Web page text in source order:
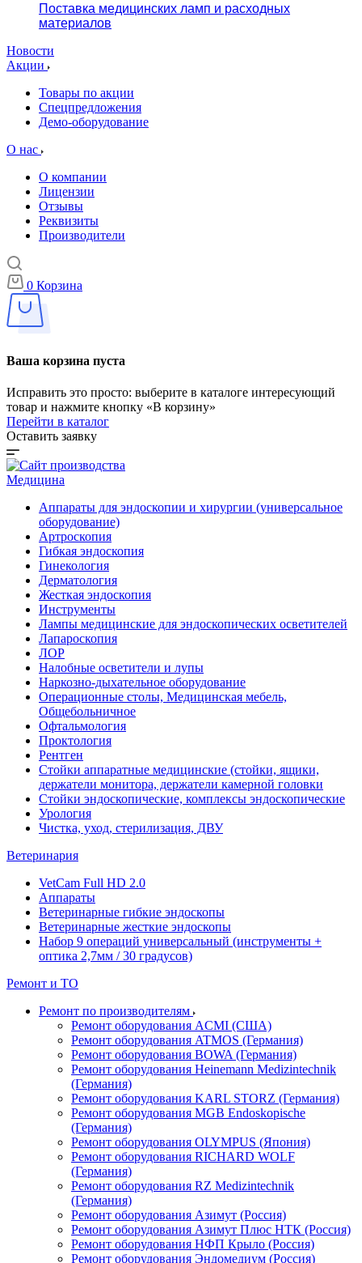
Поставка медицинских ламп и расходных
материалов
Новости
Акции
Товары по акции
Спецпредложения
Демо-оборудование
О нас
О компании
Лицензии
Отзывы
Реквизиты
Производители
0 Корзина
Ваша корзина пуста
Исправить это просто: выберите в каталоге интересующий
товар и нажмите кнопку «В корзину»
Перейти в каталог
Оставить заявку
Медицина
Аппараты для эндоскопии и хирургии (универсальное
оборудование)
Артроскопия
Гибкая эндоскопия
Гинекология
Дерматология
Жесткая эндоскопия
Инструменты
Лампы медицинские для эндоскопических осветителей
Лапароскопия
ЛОР
Налобные осветители и лупы
Наркозно-дыхательное оборудование
Операционные столы, Медицинская мебель,
Общебольничное
Офтальмология
Проктология
Рентген
Стойки аппаратные медицинские (стойки, ящики,
держатели монитора, держатели камерной головки
Стойки эндоскопические, комплексы эндоскопические
Урология
Чистка, уход, стерилизация, ДВУ
Ветеринария
VetCam Full HD 2.0
Аппараты
Ветеринарные гибкие эндоскопы
Ветеринарные жесткие эндоскопы
Набор 9 операций универсальный (инструменты +
оптика 2,7мм / 30 градусов)
Ремонт и ТО
Ремонт по производителям
Ремонт оборудования ACMI (США)
Ремонт оборудования ATMOS (Германия)
Ремонт оборудования BOWA (Германия)
Ремонт оборудования Heinemann Medizintechnik
(Германия)
Ремонт оборудования KARL STORZ (Германия)
Ремонт оборудования MGB Endoskopische
(Германия)
Ремонт оборудования OLYMPUS (Япония)
Ремонт оборудования RICHARD WOLF
(Германия)
Ремонт оборудования RZ Medizintechnik
(Германия)
Ремонт оборудования Азимут (Россия)
Ремонт оборудования Азимут Плюс НТК (Россия)
Ремонт оборудования НФП Крыло (Россия)
Ремонт оборудования Эндомедиум (Россия)